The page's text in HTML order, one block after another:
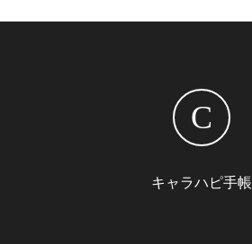
C
キャラハピ手帳